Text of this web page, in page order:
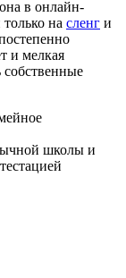
в онлайн-
на сленг и
и мелкая
собственные
школы и